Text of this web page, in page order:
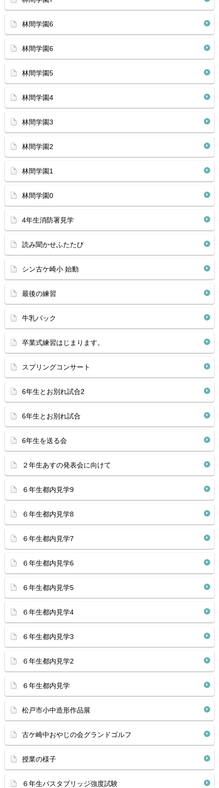
林間学園6
林間学園6
林間学園5
林間学園4
林間学園3
林間学園2
林間学園1
林間学園0
4年生消防署見学
読み聞かせふたたび
シン古ケ崎小 始動
最後の練習
牛乳パック
卒業式練習はじまります。
スプリングコンサート
6年生とお別れ試合2
6年生とお別れ試合
6年生を送る会
２年生あすの発表会に向けて
６年生都内見学9
６年生都内見学8
６年生都内見学7
６年生都内見学6
６年生都内見学5
６年生都内見学4
６年生都内見学3
６年生都内見学2
６年生都内見学
松戸市小中造形作品展
古ケ崎中おやじの会グランドゴルフ
授業の様子
６年生パスタブリッジ強度試験